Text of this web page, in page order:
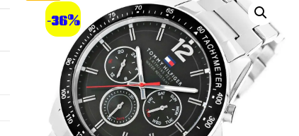
-36%